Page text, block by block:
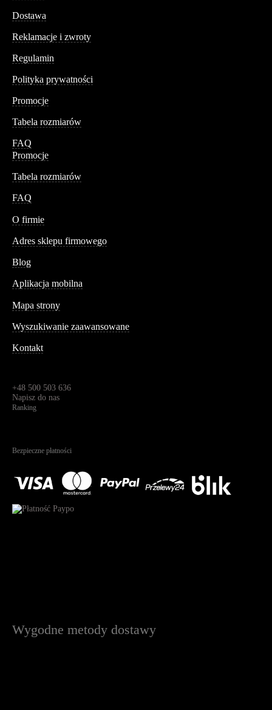
Dostawa
Reklamacje i zwroty
Regulamin
Polityka prywatności
Promocje
Tabela rozmiarów
FAQ
Promocje
Tabela rozmiarów
FAQ
O firmie
Adres sklepu firmowego
Blog
Aplikacja mobilna
Mapa strony
Wyszukiwanie zaawansowane
Kontakt
+48 500 503 636
Napisz do nas
Ranking
Bezpieczne płatności
Wygodne metody dostawy